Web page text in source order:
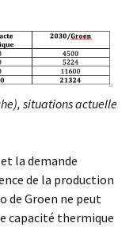
situations actuelle
la demande
de la production
de Groen ne peut
capacité thermique